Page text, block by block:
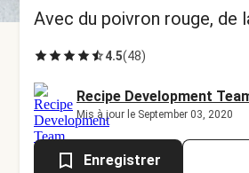
Avec du poivron rouge, de
4.5(48)
Recipe Development
Mis à jour le September 03, 2020
Enregistrer